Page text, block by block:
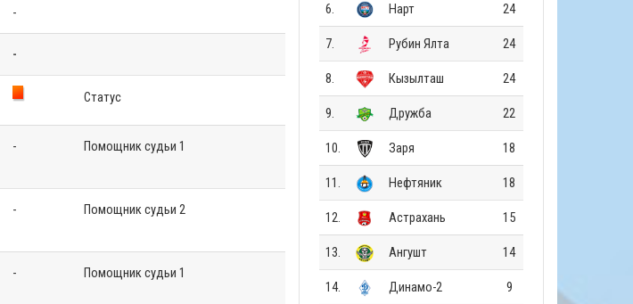
-
-
Статус
- Помощник судьи 1
- Помощник судьи 2
- Помощник судьи 1
6. Нарт 24
7. Рубин Ялта 24
8. Кызылташ 24
9. Дружба 22
10. Заря 18
11. Нефтяник 18
12. Астрахань 15
13. Ангушт 14
14. Динамо-2 9